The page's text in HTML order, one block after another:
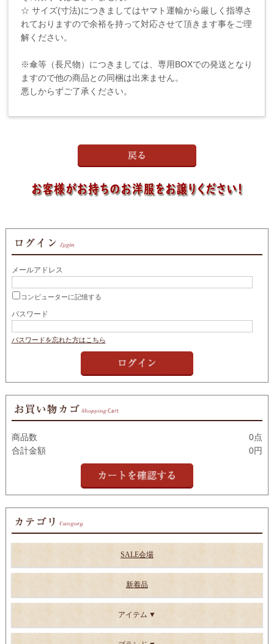
☆ サイズ(寸法)につきましてはヤマト運輸から厳しく指導さ
れておりますので余裕を持って対応させて頂きます事をご理
解ください。
※傘等（長尺物）につきましては、専用BOXでの発送となり
ますので他の商品との同梱は出来ません。
悪しからずご了承ください。
メールアドレス
コンピューターに記憶する
パスワード
パスワードを忘れた方はこちら
商品数
0点
合計金額
0円
SALE会場
新着品
アイテム